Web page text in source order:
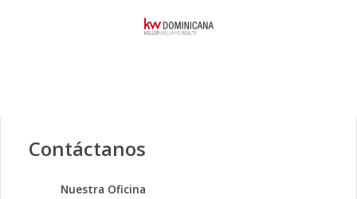
Contáctanos
Nuestra Oficina